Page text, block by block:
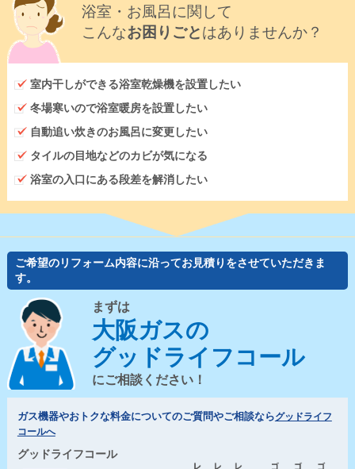
浴室・お風呂に関して
こんなお困りごとはありませんか？
室内干しができる浴室乾燥機を設置したい
冬場寒いので浴室暖房を設置したい
自動追い炊きのお風呂に変更したい
タイルの目地などのカビが気になる
浴室の入口にある段差を解消したい
ご希望のリフォーム内容に沿ってお見積りをさせていただきま
す。
まずは
大阪ガスの
グッドライフコール
にご相談ください！
ガス機器やおトクな料金についてのご質問やご相談ならグッドライフ
コールへ
グッドライフコール